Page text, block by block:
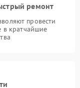
ремонт
провести
в кратчайшие